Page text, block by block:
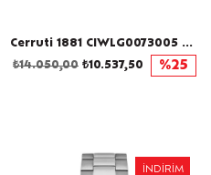
Cerruti 1881 CIWLG0073005 Kadın Kol Saati
₺10.537,50
₺14.050,00 %25
İNDIRIM